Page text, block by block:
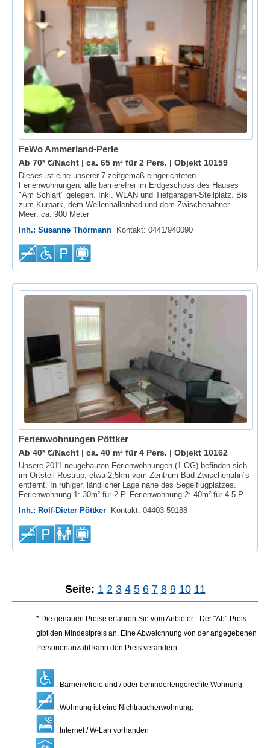
FeWo Ammerland-Perle
Ab 70* €/Nacht | ca. 65 m² für 2 Pers. | Objekt 10159
Dieses ist eine unserer 7 zeitgemäß eingerichteten
Ferienwohnungen, alle barrierefrei im Erdgeschoss des Hauses
"Am Schlart" gelegen. Inkl. WLAN und Tiefgaragen-Stellplatz. Bis
zum Kurpark, dem Wellenhallenbad und dem Zwischenahner
Meer: ca. 900 Meter
Inh.: Susanne Thörmann
Kontakt: 0441/940090
Ferienwohnungen Pöttker
Ab 40* €/Nacht | ca. 40 m² für 4 Pers. | Objekt 10162
Unsere 2011 neugebauten Ferienwohnungen (1.OG) befinden sich
im Ortsteil Rostrup, etwa 2,5km vom Zentrum Bad Zwischenahn´s
entfernt. In ruhiger, ländlicher Lage nahe des Segelflugplatzes.
Ferienwohnung 1: 30m² für 2 P. Ferienwohnung 2: 40m² für 4-5 P.
Inh.: Rolf-Dieter Pöttker Kontakt: 04403-59188
Seite: 1 2 3 4 5 6 7 8 9 10 11
* Die genauen Preise erfahren Sie vom Anbieter - Der "Ab"-Preis
gibt den Mindestpreis an. Eine Abweichnung von der angegebenen
Personenanzahl kann den Preis verändern.
: Barrierrefreie und / oder behindertengerechte Wohnung
: Wohnung ist eine Nichtraucherwohnung.
: Internet / W-Lan vorhanden